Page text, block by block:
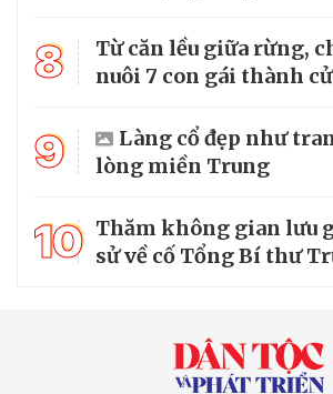
8
Từ căn lều giữa rừng,
nuôi 7 con gái thành
9
Làng cổ đẹp như
lòng miền Trung
10 Thăm không gian lưu
sử về cố Tổng Bí thư